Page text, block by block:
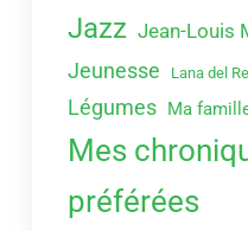
Jazz Jean-Louis
Jeunesse Lana del
Légumes Ma
Mes
préférées